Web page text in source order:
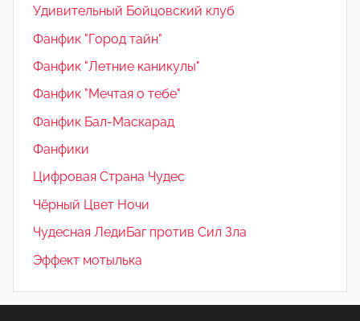
Удивительный Бойцовский клуб
Фанфик "Город тайн"
Фанфик "Летние каникулы"
Фанфик "Мечтая о тебе"
Фанфик Бал-Маскарад
Фанфики
Цифровая Страна Чудес
Чёрный Цвет Ночи
Чудесная ЛедиБаг против Сил Зла
Эффект мотылька